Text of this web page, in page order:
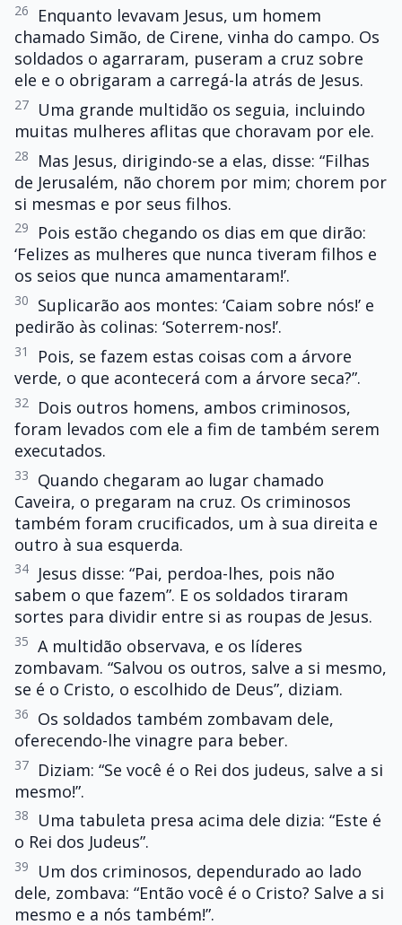
26
Enquanto levavam Jesus, um homem
chamado Simão, de Cirene, vinha do campo. Os
soldados o agarraram, puseram a cruz sobre
ele e o obrigaram a carregá-la atrás de Jesus.
27
Uma grande multidão os seguia, incluindo
muitas mulheres aflitas que choravam por ele.
28
Mas Jesus, dirigindo-se a elas, disse: “Filhas
de Jerusalém, não chorem por mim; chorem por
si mesmas e por seus filhos.
29
Pois estão chegando os dias em que dirão:
‘Felizes as mulheres que nunca tiveram filhos e
os seios que nunca amamentaram!’.
30
Suplicarão aos montes: ‘Caiam sobre nós!’ e
pedirão às colinas: ‘Soterrem-nos!’.
31
Pois, se fazem estas coisas com a árvore
verde, o que acontecerá com a árvore seca?”.
32
Dois outros homens, ambos criminosos,
foram levados com ele a fim de também serem
executados.
33
Quando chegaram ao lugar chamado
Caveira, o pregaram na cruz. Os criminosos
também foram crucificados, um à sua direita e
outro à sua esquerda.
34
Jesus disse: “Pai, perdoa-lhes, pois não
sabem o que fazem”. E os soldados tiraram
sortes para dividir entre si as roupas de Jesus.
35 A multidão observava, e os líderes
zombavam. “Salvou os outros, salve a si mesmo,
se é o Cristo, o escolhido de Deus”, diziam.
36
Os soldados também zombavam dele,
oferecendo-lhe vinagre para beber.
37
Diziam: “Se você é o Rei dos judeus, salve a si
mesmo!”.
38
Uma tabuleta presa acima dele dizia: “Este é
o Rei dos Judeus”.
39
Um dos criminosos, dependurado ao lado
dele, zombava: “Então você é o Cristo? Salve a si
mesmo e a nós também!”.